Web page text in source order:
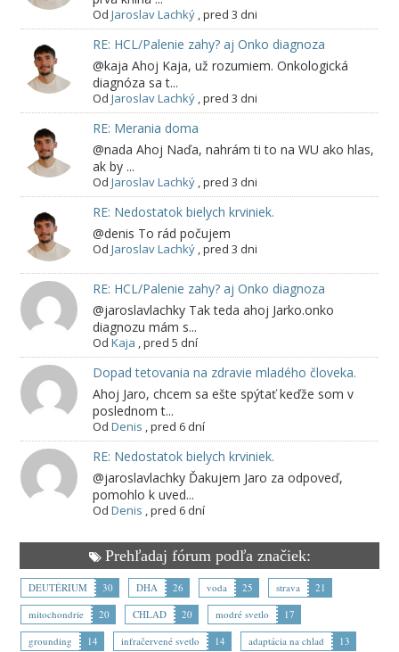
Od Jaroslav Lachký,pred 3 dni
RE: HCL/Palenie zahy? aj Onko diagnoza
@kaja Ahoj Kaja, už rozumiem. Onkologická
diagnóza sa t...
Od Jaroslav Lachký,pred 3 dni
RE: Merania doma
@nada Ahoj Naďa, nahrám ti to na WU ako hlas,
ak by ...
Od Jaroslav Lachký,pred 3 dni
RE: Nedostatok bielych krviniek.
@denis To rád počujem
Od Jaroslav Lachký,pred 3 dni
RE: HCL/Palenie zahy? aj Onko diagnoza
@jaroslavlachky Tak teda ahoj Jarko.onko
diagnozu mám s...
Od Kaja ,pred 5 dní
Dopad tetovania na zdravie mladého človeka.
Ahoj Jaro, chcem sa ešte spýtať keďže som v
poslednom t...
Od Denis ,pred 6 dní
RE: Nedostatok bielych krviniek.
@jaroslavlachky Ďakujem Jaro za odpoveď,
pomohlo k uved...
Od Denis ,pred 6 dní
Prehľadaj fórum podľa značiek:
DEUTÉRIUM 30 DHA 26 voda 25 strava
21
mitochondrie
20 CHLAD 20 modré svetlo
17
grounding
14 infračervené svetlo 14 adaptácia na chlad
13